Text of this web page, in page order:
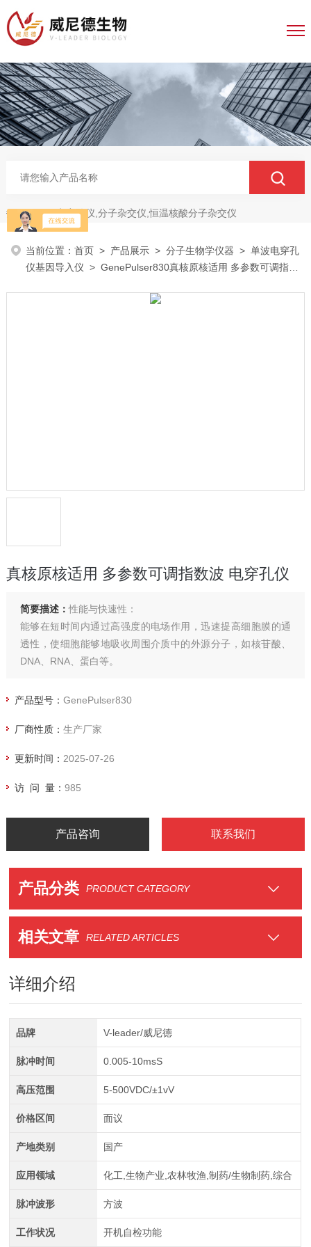
热门关键词：电穿孔仪,分子杂交仪,恒温核酸分子杂交仪
当前位置：首页 > 产品展示 >分子生物学仪器 >单波电穿孔
仪基因导入仪 > GenePulser830真核原核适用 多参数可调指数
真核原核适用 多参数可调指数波 电穿孔仪
简要描述：性能与快速性：
能够在短时间内通过高强度的电场作用，迅速提高细胞膜的通
透性，使细胞能够地吸收周围介质中的外源分子，如核苷酸、
DNA、RNA、蛋白等。
的处理步骤，大大缩短了实验时间。
产品型号： GenePulser830
厂商性质： 生产厂家
更新时间： 2025-07-26
访 问 量： 985
产品咨询 联系我们
产品分类 PRODUCT CATEGORY
相关文章 RELATED ARTICLES
详细介绍
品牌 V-leader/威尼德
脉冲时间 0.005-10msS
高压范围 5-500VDC/±1vV
价格区间 面议
产地类别 国产
应用领域 化工,生物产业,农林牧渔,制药/生物制药,综合
脉冲波形 方波
工作状况 开机自检功能